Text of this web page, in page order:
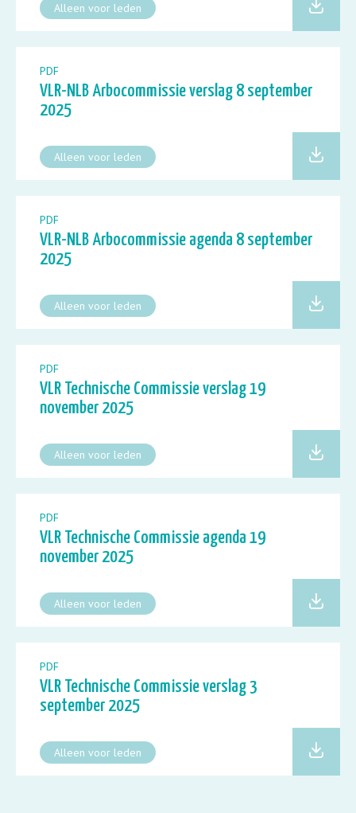
Alleen voor leden
PDF
VLR-NLB Arbocommissie verslag 8 september
2025
Alleen voor leden
PDF
VLR-NLB Arbocommissie agenda 8 september
2025
Alleen voor leden
PDF
VLR Technische Commissie verslag 19
november 2025
Alleen voor leden
PDF
VLR Technische Commissie agenda 19
november 2025
Alleen voor leden
PDF
VLR Technische Commissie verslag 3
september 2025
Alleen voor leden